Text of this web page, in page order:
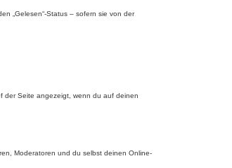
„Gelesen“-Status – sofern sie von der
der Seite angezeigt, wenn du auf deinen
Moderatoren und du selbst deinen Online-